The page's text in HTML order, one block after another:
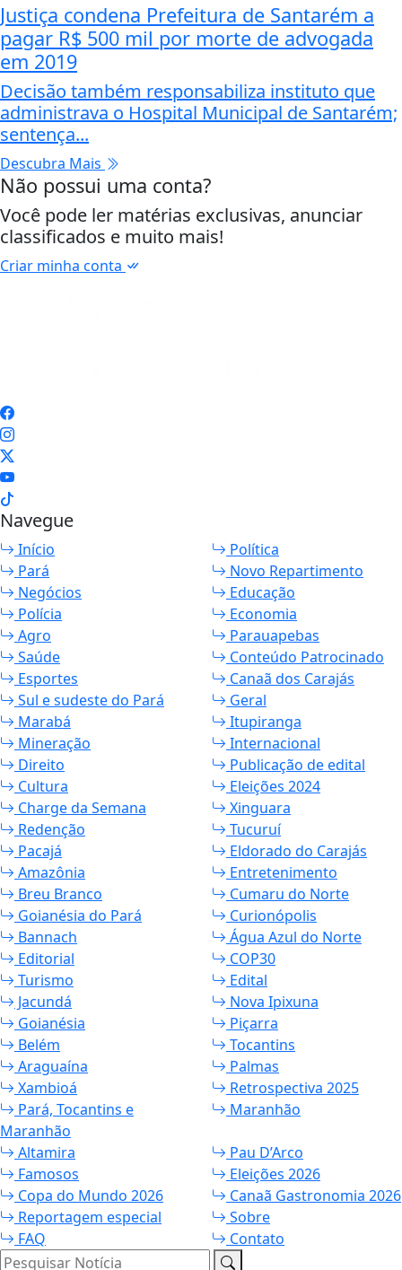
Justiça condena Prefeitura de Santarém a
pagar R$ 500 mil por morte de advogada
em 2019
Decisão também responsabiliza instituto que
administrava o Hospital Municipal de Santarém;
sentença...
Descubra Mais
Não possui uma conta?
Você pode ler matérias exclusivas, anunciar
classificados e muito mais!
Criar minha conta
Navegue
Início
Política
Pará
Novo Repartimento
Negócios
Educação
Polícia
Economia
Agro
Parauapebas
Saúde
Conteúdo Patrocinado
Esportes
Canaã dos Carajás
Sul e sudeste do Pará
Geral
Marabá
Itupiranga
Mineração
Internacional
Direito
Publicação de edital
Cultura
Eleições 2024
Charge da Semana
Xinguara
Redenção
Tucuruí
Pacajá
Eldorado do Carajás
Amazônia
Entretenimento
Breu Branco
Cumaru do Norte
Goianésia do Pará
Curionópolis
Bannach
Água Azul do Norte
Editorial
COP30
Turismo
Edital
Jacundá
Nova Ipixuna
Goianésia
Piçarra
Belém
Tocantins
Araguaína
Palmas
Xambioá
Retrospectiva 2025
Pará, Tocantins e
Maranhão
Maranhão
Altamira
Pau D’Arco
Famosos
Eleições 2026
Copa do Mundo 2026
Canaã Gastronomia 2026
Reportagem especial
Sobre
FAQ
Contato
Pesquisar Notícia